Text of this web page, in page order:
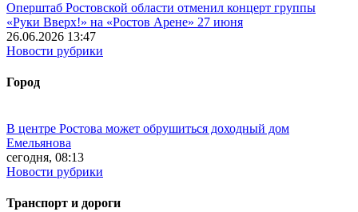
Оперштаб Ростовской области отменил концерт группы
«Руки Вверх!» на «Ростов Арене» 27 июня
26.06.2026 13:47
Новости рубрики
Город
В центре Ростова может обрушиться доходный дом
Емельянова
сегодня, 08:13
Новости рубрики
Транспорт и дороги